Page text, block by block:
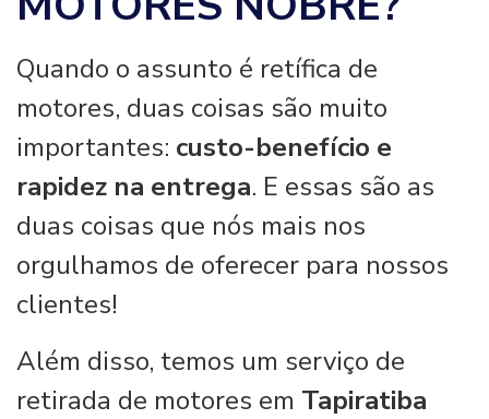
Quando o assunto é retífica de
motores, duas coisas são muito
importantes: custo-benefício e
rapidez na entrega. E essas são as
duas coisas que nós mais nos
orgulhamos de oferecer para nossos
clientes!
Além disso, temos um serviço de
retirada de motores em Tapiratiba